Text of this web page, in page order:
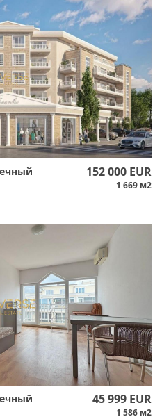
152 000 EUR
1 669 м2
45 999 EUR
1 586 м2